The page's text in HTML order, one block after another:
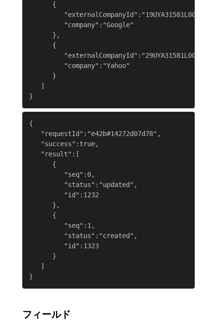
      {
         "company":"Google"
      },
      {
         "company":"Yahoo"
      }
   ]
{
   "requestId":"e42b#14272d07d78",
   "success":true,
   "result":[
      {
         "seq":0,
         "status":"updated",
         "id":1232
      },
      {
         "seq":1,
         "status":"created",
         "id":1323
      }
   ]
フィールド